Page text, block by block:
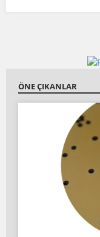
ÖNE ÇIKANLAR